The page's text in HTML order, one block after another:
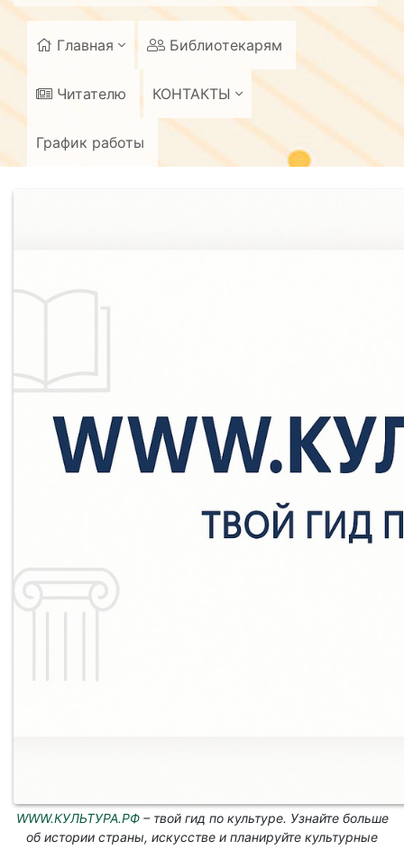
Главная Библиотекарям
Читателю КОНТАКТЫ
График работы
WWW.КУЛЬТУРА.РФ– твой гид по культуре. Узнайте больше
об истории страны, искусстве и планируйте культурные